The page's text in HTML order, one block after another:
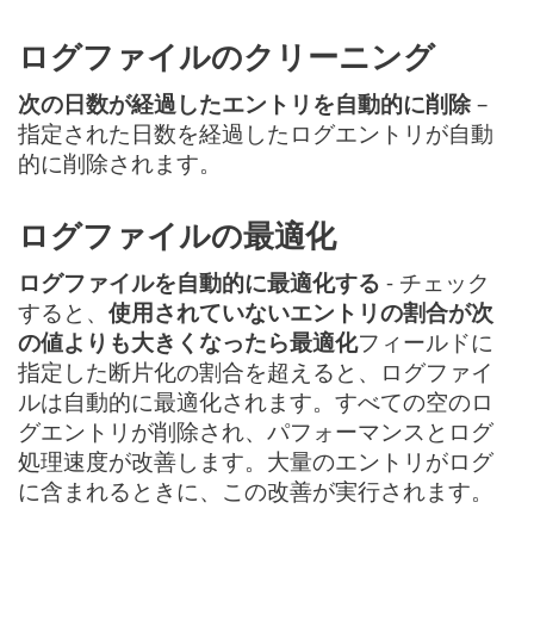
ログファイルのクリーニング
次の日数が経過したエントリを自動的に削除 –
指定された日数を経過したログエントリが自動
的に削除されます。
ログファイルの最適化
ログファイルを自動的に最適化する - チェック
すると、 使用されていないエントリの割合が次
の値よりも大きくなったら最適化フィールドに
指定した断片化の割合を超えると、ログファイ
ルは自動的に最適化されます。すべての空のロ
グエントリが削除され、パフォーマンスとログ
処理速度が改善します。大量のエントリがログ
に含まれるときに、この改善が実行されます。